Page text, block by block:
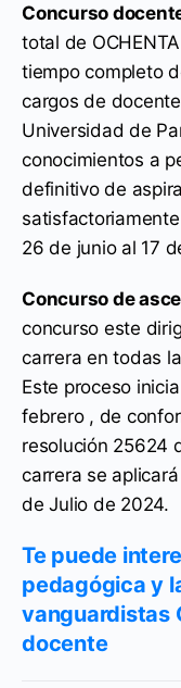
Concurso
total de
tiempo completo
cargos de
Universidad de
conocimientos a
definitivo de
26 de junio al 17
Concurso de
concurso este
carrera en todas
Este proceso
febrero , de
resolución 25624
carrera se
de Julio de 2024.
Te puede
pedagógica y
vanguardistas
docente